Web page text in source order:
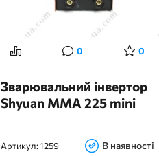
0 0
Зварювальний інвертор
Shyuan MMA 225 mini
Артикул:1259 В наявності